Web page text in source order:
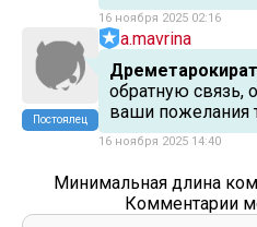
16 ноября 2025 02:16
Постоялец
a.mavrina
обратную связь,
ваши пожелания
16 ноября 2025 14:40
Минимальная длина
Комментарии